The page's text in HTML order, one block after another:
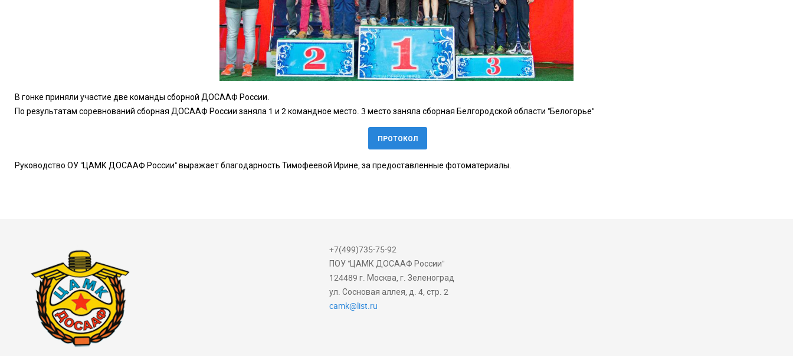
В гонке приняли участие две команды сборной ДОСААФ России.
По результатам соревнований сборная ДОСААФ России заняла 1 и 2 командное место. 3 место заняла сборная Белгородской области "Белогорье"
ПРОТОКОЛ
Руководство ОУ "ЦАМК ДОСААФ России" выражает благодарность Тимофеевой Ирине, за предоставленные фотоматериалы.
+7(499)735-75-92
ПОУ "ЦАМК ДОСААФ России"
124489 г. Москва, г. Зеленоград
ул. Сосновая аллея, д. 4, стр. 2
camk@list.ru